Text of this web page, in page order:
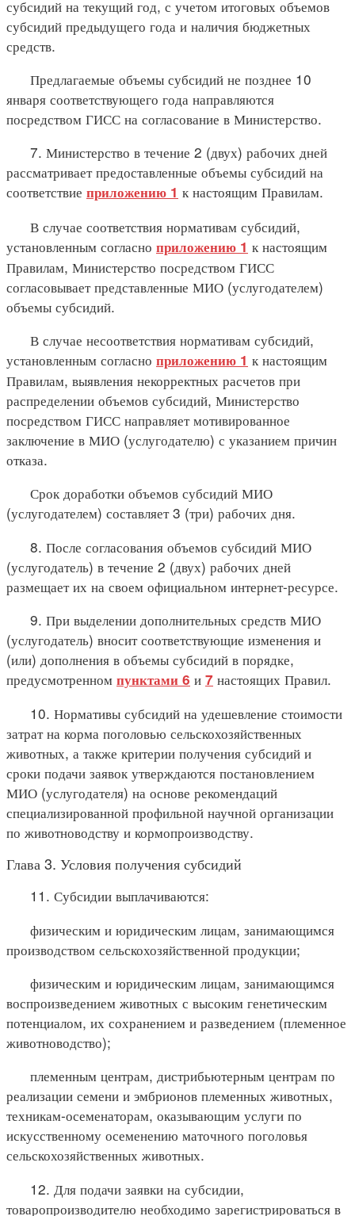
субсидий на текущий год, с учетом итоговых объемов
субсидий предыдущего года и наличия бюджетных
средств.
Предлагаемые объемы субсидий не позднее 10
января соответствующего года направляются
посредством ГИСС на согласование в Министерство.
7. Министерство в течение 2 (двух) рабочих дней
рассматривает предоставленные объемы субсидий на
соответствие приложению 1 к настоящим Правилам.
В случае соответствия нормативам субсидий,
установленным согласно приложению 1 к настоящим
Правилам, Министерство посредством ГИСС
согласовывает представленные МИО (услугодателем)
объемы субсидий.
В случае несоответствия нормативам субсидий,
установленным согласно приложению 1 к настоящим
Правилам, выявления некорректных расчетов при
распределении объемов субсидий, Министерство
посредством ГИСС направляет мотивированное
заключение в МИО (услугодателю) с указанием причин
отказа.
Срок доработки объемов субсидий МИО
(услугодателем) составляет 3 (три) рабочих дня.
8. После согласования объемов субсидий МИО
(услугодатель) в течение 2 (двух) рабочих дней
размещает их на своем официальном интернет-ресурсе.
9. При выделении дополнительных средств МИО
(услугодатель) вносит соответствующие изменения и
(или) дополнения в объемы субсидий в порядке,
предусмотренном пунктами 6 и 7 настоящих Правил.
10. Нормативы субсидий на удешевление стоимости
затрат на корма поголовью сельскохозяйственных
животных, а также критерии получения субсидий и
сроки подачи заявок утверждаются постановлением
МИО (услугодателя) на основе рекомендаций
специализированной профильной научной организации
по животноводству и кормопроизводству.
Глава 3. Условия получения субсидий
11. Субсидии выплачиваются:
физическим и юридическим лицам, занимающимся
производством сельскохозяйственной продукции;
физическим и юридическим лицам, занимающимся
воспроизведением животных с высоким генетическим
потенциалом, их сохранением и разведением (племенное
животноводство);
племенным центрам, дистрибьютерным центрам по
реализации семени и эмбрионов племенных животных,
техникам-осеменаторам, оказывающим услуги по
искусственному осеменению маточного поголовья
сельскохозяйственных животных.
12. Для подачи заявки на субсидии,
товаропроизводителю необходимо зарегистрироваться в